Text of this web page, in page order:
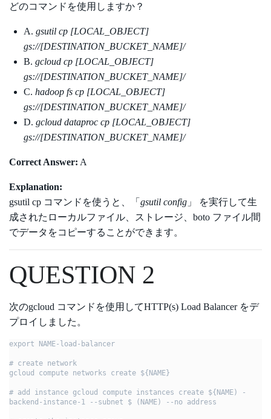
どのコマンドを使用しますか？
A. gsutil cp [LOCAL_OBJECT]
gs://[DESTINATION_BUCKET_NAME]/
B. gcloud cp [LOCAL_OBJECT]
gs://[DESTINATION_BUCKET_NAME]/
C. hadoop fs cp [LOCAL_OBJECT]
gs://[DESTINATION_BUCKET_NAME]/
D. gcloud dataproc cp [LOCAL_OBJECT]
gs://[DESTINATION_BUCKET_NAME]/
Correct Answer: A
Explanation:
gsutil cp コマンドを使うと、「 gsutil config 」 を実行して生
成されたローカルファイル、ストレージ、boto ファイル間
でデータをコピーすることができます。
QUESTION 2
次のgcloud コマンドを使用してHTTP(s) Load Balancer をデ
プロイしました。
export NAME-load-balancer
# create network
gcloud compute networks create ${NAME}
# add instance gcloud compute instances create ${NAME) -
backend-instance-1 --subnet $ (NAME) --no address